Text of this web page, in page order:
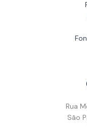
Rua
São